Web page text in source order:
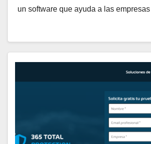
un software que ayuda a las empresas